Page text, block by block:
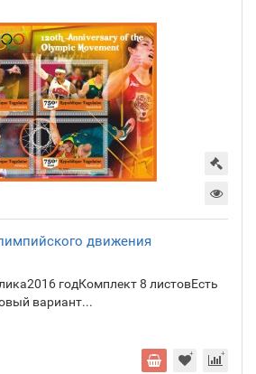
движения
годКомплект 8 листовЕсть
вариант...